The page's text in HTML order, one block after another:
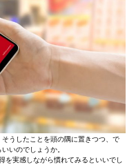
うしたことを頭の隅に置きつつ、で
いのでしょうか。
を実感しながら慣れてみるといいでし